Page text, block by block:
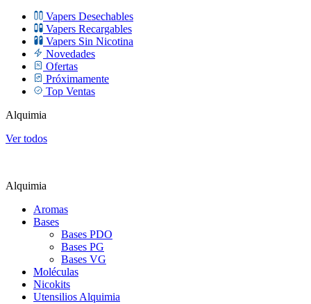
Vapers Desechables
Vapers Recargables
Vapers Sin Nicotina
Novedades
Ofertas
Próximamente
Top Ventas
Alquimia
Ver todos
Alquimia
Aromas
Bases
Bases PDO
Bases PG
Bases VG
Moléculas
Nicokits
Utensilios Alquimia